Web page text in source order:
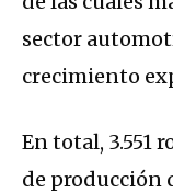
sector
crecimiento
En total, 3.551
de producción